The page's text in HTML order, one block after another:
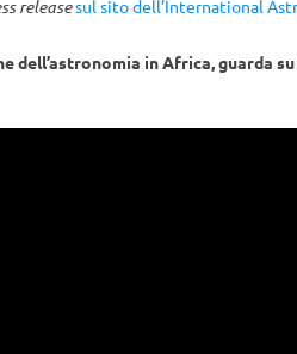
releasesul sito dell’International
dell’astronomia in Africa, guarda su